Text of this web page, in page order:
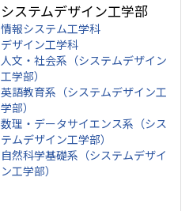
システムデザイン工学部
情報システム工学科
デザイン工学科
人文・社会系（システムデザイン
工学部）
英語教育系（システムデザイン工
学部）
数理・データサイエンス系（シス
テムデザイン工学部）
自然科学基礎系（システムデザイ
ン工学部）